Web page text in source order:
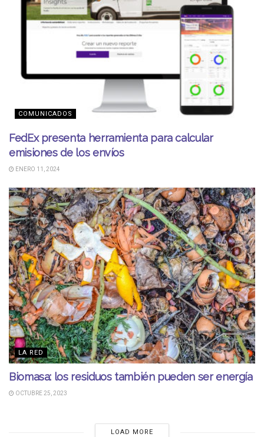
COMUNICADOS
FedEx presenta herramienta para calcular
emisiones de los envíos
ENERO 11, 2024
LA RED
Biomasa: los residuos también pueden ser energía
OCTUBRE 25, 2023
LOAD MORE